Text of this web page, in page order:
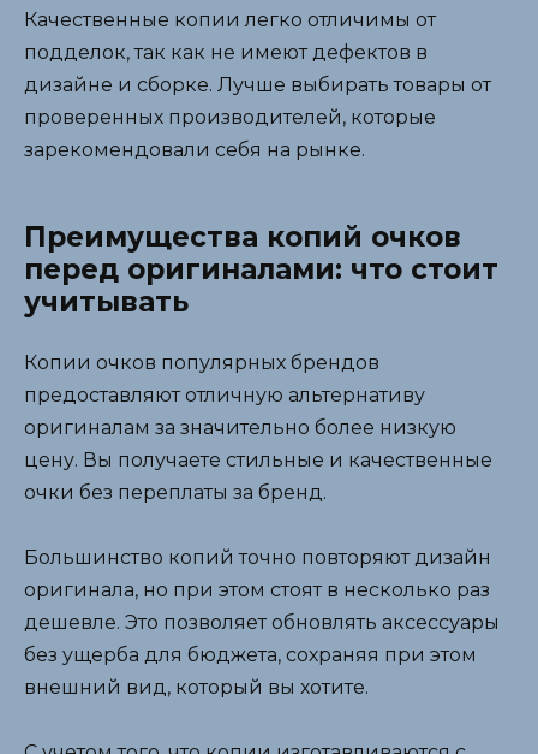
Качественные копии легко отличимы от
подделок, так как не имеют дефектов в
дизайне и сборке. Лучше выбирать товары от
проверенных производителей, которые
зарекомендовали себя на рынке.
Преимущества копий очков
перед оригиналами: что стоит
учитывать
Копии очков популярных брендов
предоставляют отличную альтернативу
оригиналам за значительно более низкую
цену. Вы получаете стильные и качественные
очки без переплаты за бренд.
Большинство копий точно повторяют дизайн
оригинала, но при этом стоят в несколько раз
дешевле. Это позволяет обновлять аксессуары
без ущерба для бюджета, сохраняя при этом
внешний вид, который вы хотите.